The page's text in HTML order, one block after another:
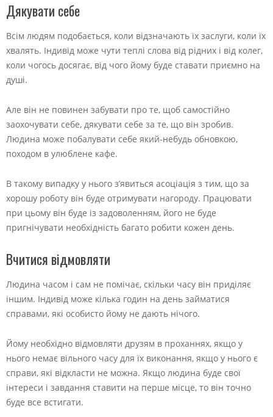
Дякувати себе
Всім людям подобається, коли відзначають їх заслуги, коли їх
хвалять. Індивід може чути теплі слова від рідних і від колег,
коли чогось досягає, від чого йому буде ставати приємно на
душі.
Але він не повинен забувати про те, щоб самостійно
заохочувати себе, дякувати себе за те, що він зробив.
Людина може побалувати себе який-небудь обновкою,
походом в улюблене кафе.
В такому випадку у нього з’явиться асоціація з тим, що за
хорошу роботу він буде отримувати нагороду. Працювати
при цьому він буде із задоволенням, його не буде
пригнічувати необхідність багато робити кожен день.
Вчитися відмовляти
Людина часом і сам не помічає, скільки часу він приділяє
іншим. Індивід може кілька годин на день займатися
справами, які особисто йому не дають нічого.
Йому необхідно відмовляти друзям в проханнях, якщо у
нього немає вільного часу для їх виконання, якщо у нього є
справи, які відкласти не можна. Якщо людина буде свої
інтереси і завдання ставити на перше місце, то він точно
буде все встигати.